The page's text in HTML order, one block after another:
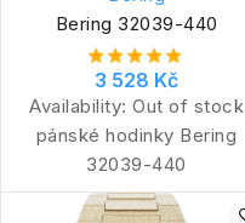
Bering 32039-440
3 528 Kč
Availability: Out of stock
pánské hodinky Bering
32039-440